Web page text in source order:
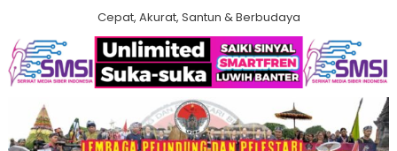
Cepat, Akurat, Santun & Berbudaya